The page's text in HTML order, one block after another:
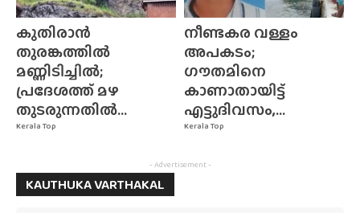
Kerala Top
കുതിരാൻ
തുരങ്കത്തിൽ
മണ്ണിടിച്ചിൽ;
പ്രദേശത്ത് മഴ
തുടരുന്നതിൽ...
Kerala Top
നീണ്ടകര വള്ളം
അപകടം;
ഗൗതമിനെ
കാണാതായിട്ട്
എട്ടുദിവസം,...
- Advertisement -
KAUTHUKA VARTHAKAL